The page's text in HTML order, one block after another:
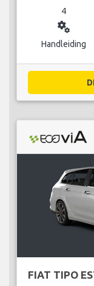
4
miscellaneous_services
Handleiding
FIAT TIPO